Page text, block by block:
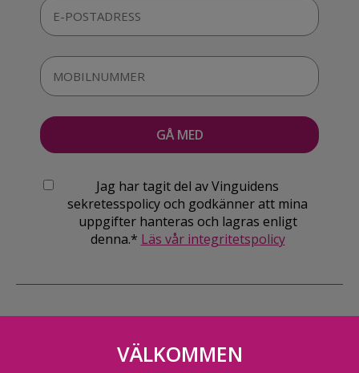
Jag har tagit del av Vinguidens
sekretesspolicy och godkänner att mina
uppgifter hanteras och lagras enligt
denna.* Läs vår integritetspolicy
VÄLKOMMEN